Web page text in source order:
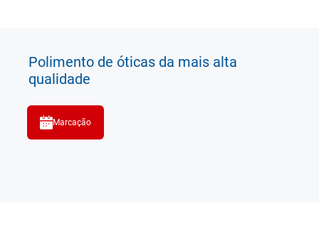
Polimento de óticas da mais alta
qualidade
Marcação